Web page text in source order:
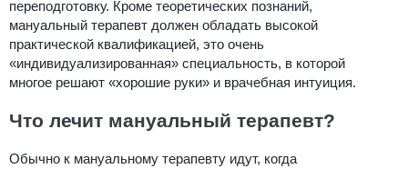
переподготовку. Кроме теоретических познаний,
мануальный терапевт должен обладать высокой
практической квалификацией, это очень
«индивидуализированная» специальность, в которой
многое решают «хорошие руки» и врачебная интуиция.
Что лечит мануальный терапевт?
Обычно к мануальному терапевту идут, когда